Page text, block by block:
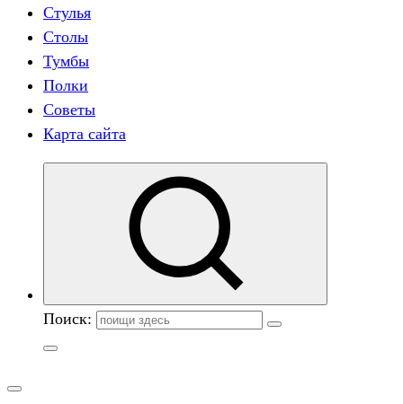
Стулья
Столы
Тумбы
Полки
Советы
Карта сайта
Поиск: